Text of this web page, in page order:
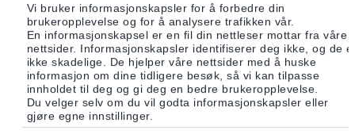
Vi bruker informasjonskapsler for å forbedre din
brukeropplevelse og for å analysere trafikken vår.
En informasjonskapsel er en fil din nettleser mottar fra våre
nettsider. Informasjonskapsler identifiserer deg ikke, og de
ikke skadelige. De hjelper våre nettsider med å huske
informasjon om dine tidligere besøk, så vi kan tilpasse
innholdet til deg og gi deg en bedre brukeropplevelse.
Du velger selv om du vil godta informasjonskapsler eller
gjøre egne innstillinger.
mannsdominert samfunn. De kan ta utdanning og støtte
fødende kvinner på ulike vis. Dette prosjektet vil sette
kunnskap om fred og konfliktløsing på dagsorden i
jordmorutdanningen. Aftenpostens utenrikskorrespondent i
Sør-Asia, Kristin Solberg, har bodd i Afghanistan og har
skrevet bokenLivets skoleom jordmorutdanningen der. Noen
av personene beskrevet i boken, blant annet dr. Khadija, vil
delta i gjennomføringen av prosjektet i Kabul.